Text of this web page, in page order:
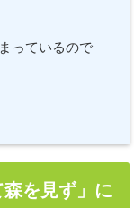
っているので
を見ず」に